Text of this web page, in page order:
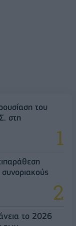
του
στη
συνοριακούς
το 2026